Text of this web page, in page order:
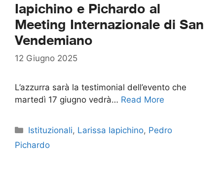
Iapichino e Pichardo al
Meeting Internazionale di San
Vendemiano
12 Giugno 2025
L’azzurra sarà la testimonial dell’evento che
martedì 17 giugno vedrà… Read More
Categorie
Istituzionali, Larissa Iapichino, Pedro
Pichardo